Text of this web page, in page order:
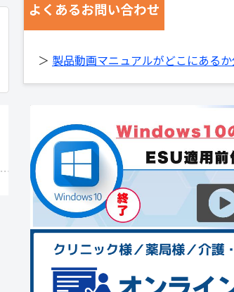
＞ 製品動画マニュアルがどこにある